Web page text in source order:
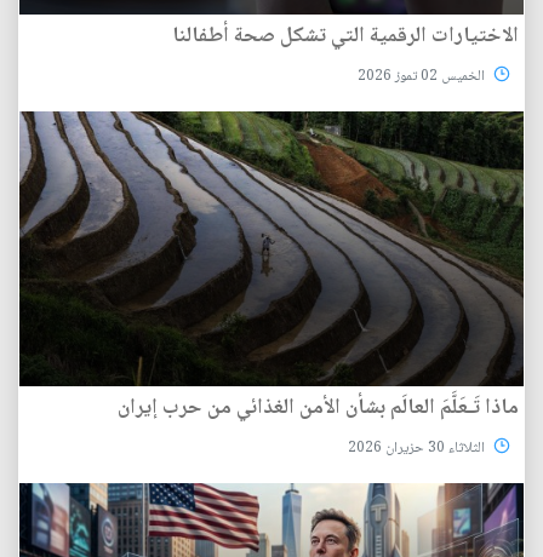
الاختيارات الرقمية التي تشكل صحة أطفالنا
الخميس 02 تموز 2026
ماذا تَـعَلَّمَ العالَم بشأن الأمن الغذائي من حرب إيران
الثلاثاء 30 حزيران 2026